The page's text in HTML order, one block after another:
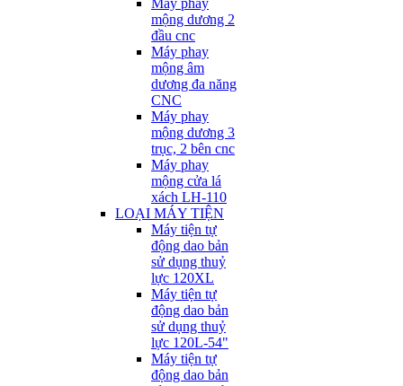
Máy phay
mộng dương 2
đầu cnc
Máy phay
mộng âm
dương đa năng
CNC
Máy phay
mộng dương 3
trục, 2 bên cnc
Máy phay
mộng cửa lá
xách LH-110
LOẠI MÁY TIỆN
Máy tiện tự
động dao bản
sử dụng thuỷ
lực 120XL
Máy tiện tự
động dao bản
sử dụng thuỷ
lực 120L-54"
Máy tiện tự
động dao bản